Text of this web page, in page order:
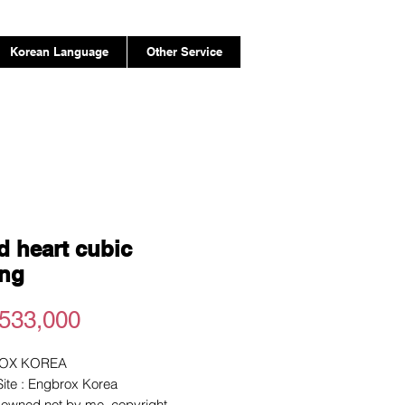
Korean Language Other Service
heart cubic
Price
KOREA
: Engbrox Korea